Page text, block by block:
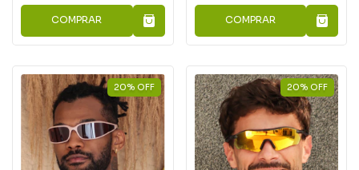
COMPRAR COMPRAR
20% OFF 20% OFF